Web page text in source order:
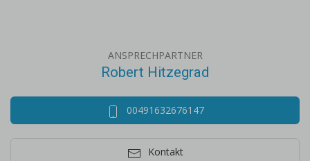
ANSPRECHPARTNER
Robert Hitzegrad
00491632676147
Kontakt